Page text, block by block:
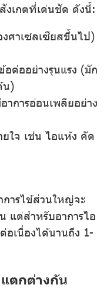
งเกตที่เด่นชัด ดังนี้:
ศาเซลเซียสขึ้นไป)
ต่ออย่างรุนแรง (มัก
น)
าการอ่อนเพลียอย่าง
ยใจ เช่น ไอแห้ง คัด
ารไข้ส่วนใหญ่จะ
แต่สำหรับอาการไอ
เนื่องได้นานถึง 1-
ตกต่างกัน